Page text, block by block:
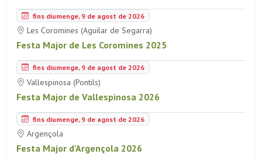
fins diumenge, 9 de agost de 2026
Les Coromines (Aguilar de Segarra)
Festa Major de Les Coromines 2025
fins diumenge, 9 de agost de 2026
Vallespinosa (Pontils)
Festa Major de Vallespinosa 2026
fins diumenge, 9 de agost de 2026
Argençola
Festa Major d'Argençola 2026